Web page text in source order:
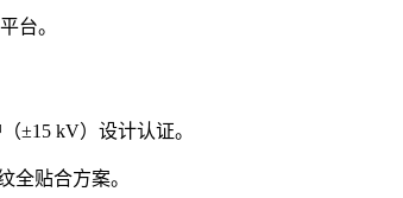
台。
±15 kV）设计认证。
全贴合方案。